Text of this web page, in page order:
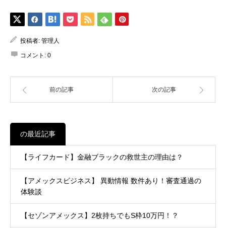
投稿者: 管理人
コメント: 0
前の記事 次の記事
の最近記事
【ライフカード】金融ブラックの救世主の理由は？
【アメックスビジネス】 異動情報 数件あり！審査通過の
体験談
【セゾンアメックス】2枚持ちでもS枠10万円！？